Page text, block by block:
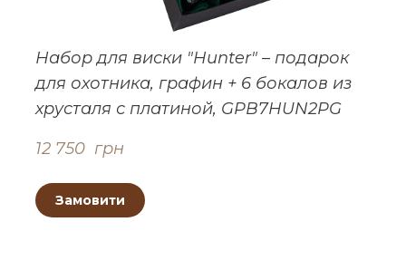
Набор для виски "Hunter" – подарок
для охотника, графин + 6 бокалов из
хрусталя с платиной, GPB7HUN2PG
12 750  грн
Замовити